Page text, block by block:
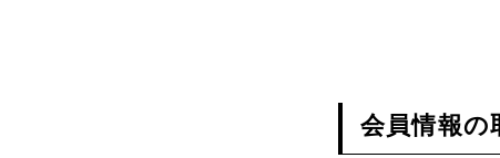
会員情報の